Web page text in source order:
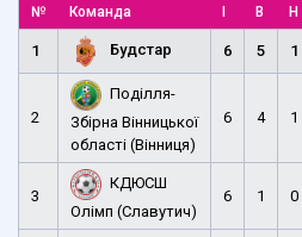
№ Команда І В Н
1 Будстар 6 5 1
2
Поділля-
Збірна Вінницької
області (Вінниця)
6 4 1
3
КДЮСШ
Олімп (Славутич)
6 1 0